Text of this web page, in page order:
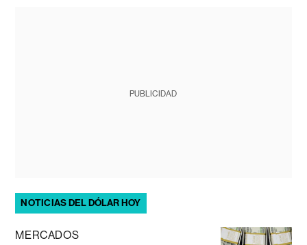
PUBLICIDAD
NOTICIAS DEL DÓLAR HOY
MERCADOS